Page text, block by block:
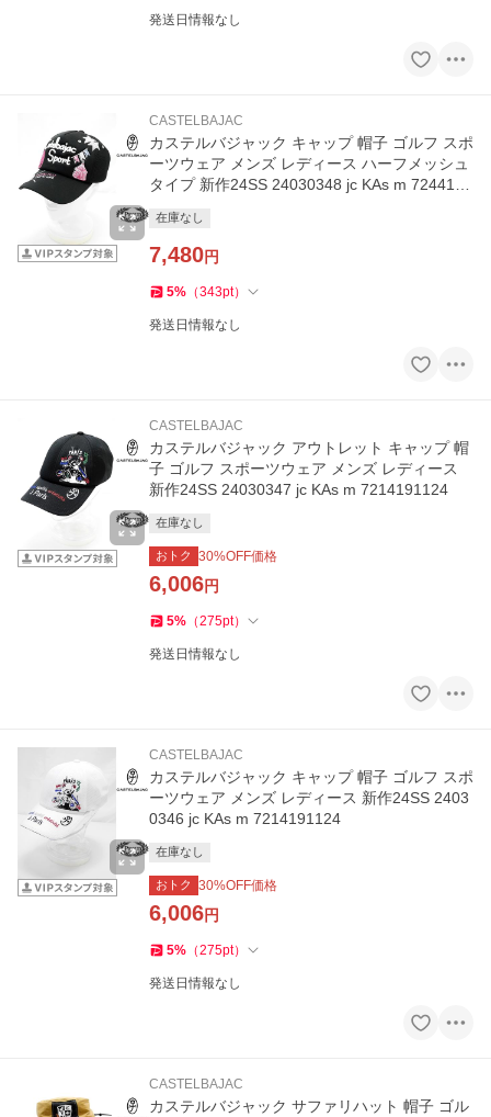
発送日情報なし
CASTELBAJAC
カステルバジャック キャップ 帽子 ゴルフ スポ
ーツウェア メンズ レディース ハーフメッシュ
タイプ 新作24SS 24030348 jc KAs m 7244191
在庫なし
7,480円
5% （343pt）
発送日情報なし
CASTELBAJAC
カステルバジャック アウトレット キャップ 帽
子 ゴルフ スポーツウェア メンズ レディース
新作24SS 24030347 jc KAs m 7214191124
在庫なし
おトク 30%OFF価格
6,006円
5% （275pt）
発送日情報なし
CASTELBAJAC
カステルバジャック キャップ 帽子 ゴルフ スポ
ーツウェア メンズ レディース 新作24SS 2403
0346 jc KAs m 7214191124
在庫なし
おトク 30%OFF価格
6,006円
5% （275pt）
発送日情報なし
CASTELBAJAC
カステルバジャック サファリハット 帽子 ゴル